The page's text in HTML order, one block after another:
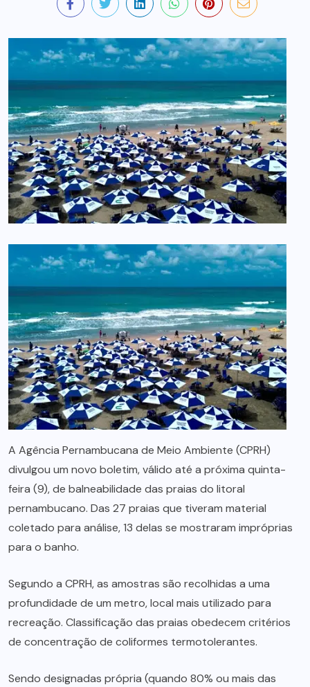
A Agência Pernambucana de Meio Ambiente (CPRH)
divulgou um novo boletim, válido até a próxima quinta-
feira (9), de balneabilidade das praias do litoral
pernambucano. Das 27 praias que tiveram material
coletado para análise, 13 delas se mostraram impróprias
para o banho.
Segundo a CPRH, as amostras são recolhidas a uma
profundidade de um metro, local mais utilizado para
recreação. Classificação das praias obedecem critérios
de concentração de coliformes termotolerantes.
Sendo designadas própria (quando 80% ou mais das